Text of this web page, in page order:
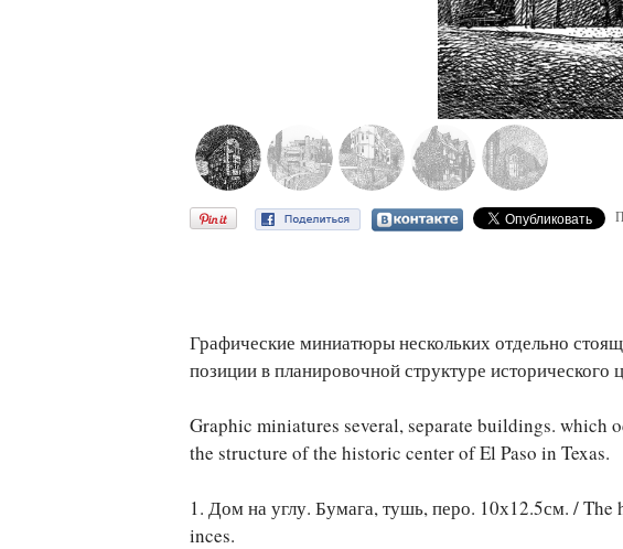
Графические миниатюры нескольких отдельно
позиции в планировочной структуре исторического
Graphic miniatures several, separate buildings. which
the structure of the historic center of El Paso in Texas.
1. Дом на углу. Бумага, тушь, перо. 10х12.5см. / The
inces.